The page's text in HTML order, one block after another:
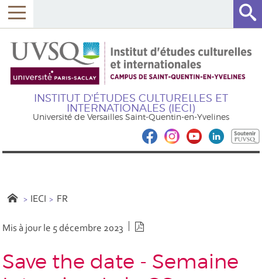
INSTITUT D'ÉTUDES CULTURELLES ET
INTERNATIONALES (IECI)
Université de Versailles Saint-Quentin-en-Yvelines
IECI FR
Mis à jour le 5 décembre 2023
Save the date - Semaine